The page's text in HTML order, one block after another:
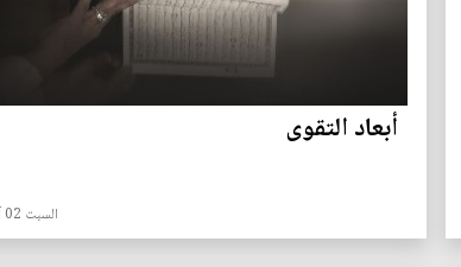
أبعاد التقوى
السبت 02 آيار 2020